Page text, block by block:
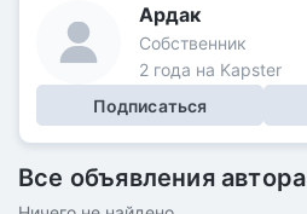
Ардак
Собственник
2 года на Kapster
Подписаться
Все объявления автора